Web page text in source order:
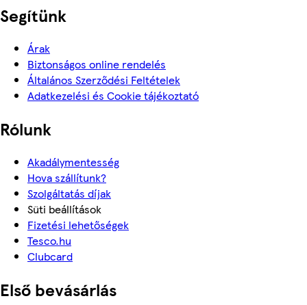
Segítünk
Árak
Biztonságos online rendelés
Általános Szerződési Feltételek
Adatkezelési és Cookie tájékoztató
Rólunk
Akadálymentesség
Hova szállítunk?
Szolgáltatás díjak
Süti beállítások
Fizetési lehetőségek
Tesco.hu
Clubcard
Első bevásárlás